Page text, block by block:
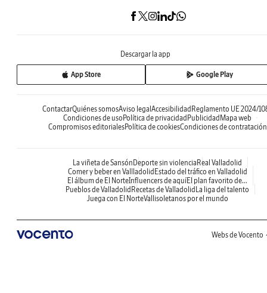
Descargar la app
App Store Google Play
ContactarQuiénes somosAviso legal Accesibilidad Reglamento UE 2024/
Condiciones de uso Política de privacidad Publicidad Mapa web
Compromisos editorialesPolítica de cookiesCondiciones de contratación
La viñeta de Sansón Deporte sin violencia Real Valladolid
Comer y beber en Vallladolid Estado del tráfico en Valladolid
El álbum de El NorteInfluencers de aquíEl plan favorito de...
Pueblos de Valladolid Recetas de Valladolid La liga del talento
Juega con El NorteVallisoletanos por el mundo
Webs de Vocento